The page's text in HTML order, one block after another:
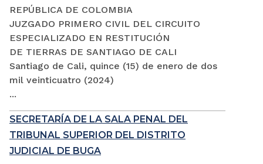
REPÚBLICA DE COLOMBIA
JUZGADO PRIMERO CIVIL DEL CIRCUITO
ESPECIALIZADO EN RESTITUCIÓN
DE TIERRAS DE SANTIAGO DE CALI
Santiago de Cali, quince (15) de enero de dos
mil veinticuatro (2024)
...
SECRETARÍA DE LA SALA PENAL DEL
TRIBUNAL SUPERIOR DEL DISTRITO
JUDICIAL DE BUGA